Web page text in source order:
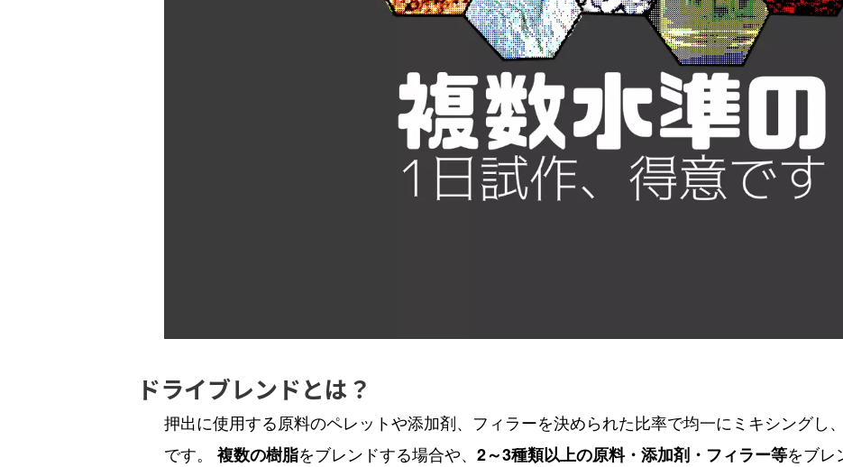
ドライブレンドとは？
押出に使用する原料のペレットや添加剤、フィラーを決められた比率で均一にミキシングし、
です。
複数の樹脂をブレンドする場合や、 2～3種類以上の原料・ 添加剤・フィラー等をブレ